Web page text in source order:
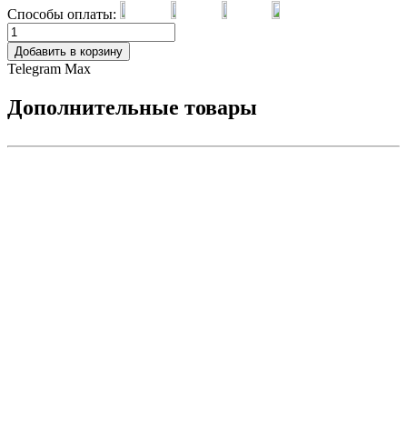
Способы оплаты:
Добавить в корзину
Telegram Max
Дополнительные товары